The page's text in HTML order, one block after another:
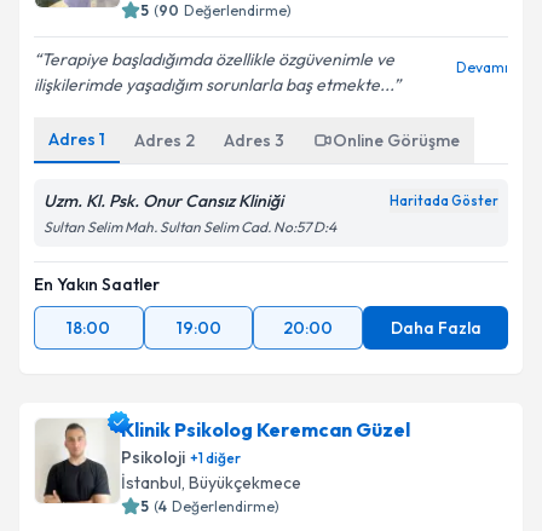
5 (90 Değerlendirme)
Terapiye başladığımda özellikle özgüvenimle ve
ilişkilerimde yaşadığım sorunlarla baş etmekte...
Devamı
Adres 1 Adres 2 Adres 3 Online Görüşme
Uzm. Kl. Psk. Onur Cansız Kliniği Haritada Göster
Sultan Selim Mah. Sultan Selim Cad. No:57 D:4
En Yakın Saatler
18:00
19:00 20:00 Daha Fazla
Klinik Psikolog Keremcan Güzel
Psikoloji +1diğer
İstanbul, Büyükçekmece
5 (4 Değerlendirme)